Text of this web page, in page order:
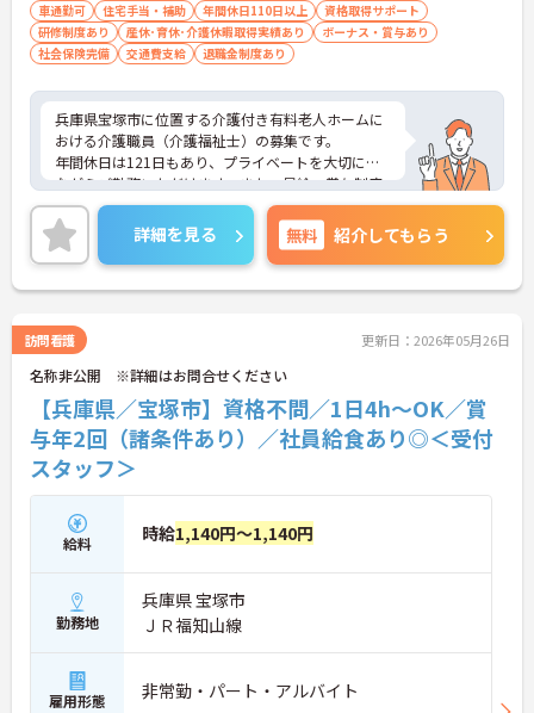
車通勤可 住宅手当・補助 年間休日110日以上
資格取得サポート
研修制度あり
産休･育休･介護休暇取得実績あり
ボーナス・賞与あり
社会保険完備
交通費支給 退職金制度あり
兵庫県宝塚市に位置する介護付き有料老人ホームに
おける介護職員（介護福祉士）の募集です。
年間休日は121日もあり、プライベートを大切にし
ながらご勤務いただけます。また、昇給・賞与制度
があり、頑張りがきちんと評価される職場です。
ご興味のある方には、面接対策ポイントなど、さら
に詳細をご案内しますのでお気軽にご相談くださ
い！
詳細を見る 無料 紹介してもらう
訪問看護 更新日：2026年05月26日
名称非公開 ※詳細はお問合せください
【兵庫県／宝塚市】資格不問／1日4h～OK／賞
与年2回（諸条件あり）／社員給食あり◎＜受付
スタッフ＞
給料 時給1,140円～1,140円
勤務地
兵庫県 宝塚市
ＪＲ福知山線
雇用形態 非常勤・パート・アルバイト